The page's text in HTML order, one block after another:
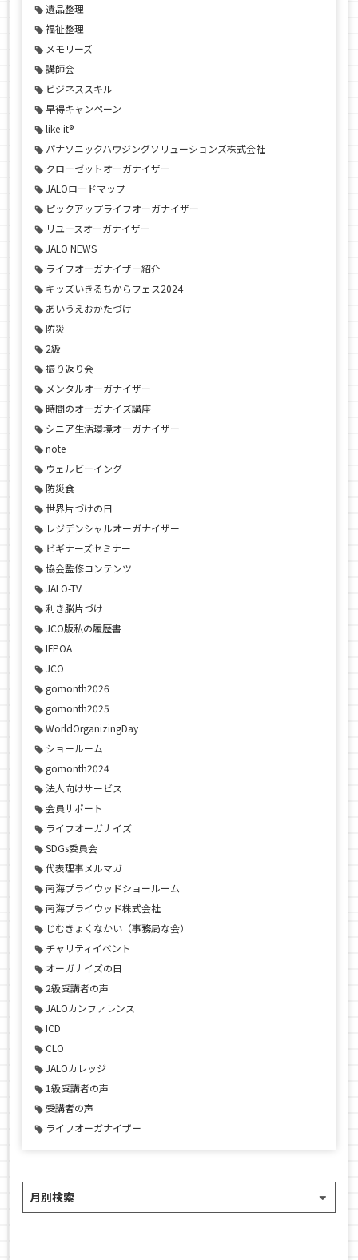
遺品整理
福祉整理
メモリーズ
講師会
ビジネススキル
早得キャンペーン
like-it®
パナソニックハウジングソリューションズ株式会社
クローゼットオーガナイザー
JALOロードマップ
ピックアップライフオーガナイザー
リユースオーガナイザー
JALO NEWS
ライフオーガナイザー紹介
キッズいきるちからフェス2024
あいうえおかたづけ
防災
2級
振り返り会
メンタルオーガナイザー
時間のオーガナイズ講座
シニア生活環境オーガナイザー
note
ウェルビーイング
防災食
世界片づけの日
レジデンシャルオーガナイザー
ビギナーズセミナー
協会監修コンテンツ
JALO-TV
利き脳片づけ
JCO版私の履歴書
IFPOA
JCO
gomonth2026
gomonth2025
WorldOrganizingDay
ショールーム
gomonth2024
法人向けサービス
会員サポート
ライフオーガナイズ
SDGs委員会
代表理事メルマガ
南海プライウッドショールーム
南海プライウッド株式会社
じむきょくなかい（事務局な会）
チャリティイベント
オーガナイズの日
2級受講者の声
JALOカンファレンス
ICD
CLO
JALOカレッジ
1級受講者の声
受講者の声
ライフオーガナイザー